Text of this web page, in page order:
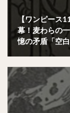
【ワンピース
幕！麦わらの
憶の矛盾「空